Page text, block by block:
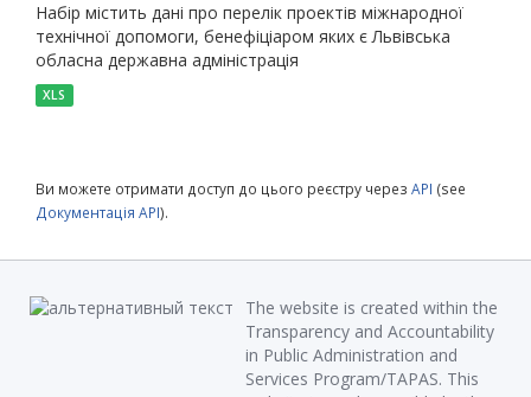
Набір містить дані про перелік проектів міжнародної
технічної допомоги, бенефіціаром яких є Львівська
обласна державна адміністрація
XLS
Ви можете отримати доступ до цього реєстру через API (see
Документація API).
The website is created within the
Transparency and Accountability
in Public Administration and
Services Program/TAPAS. This